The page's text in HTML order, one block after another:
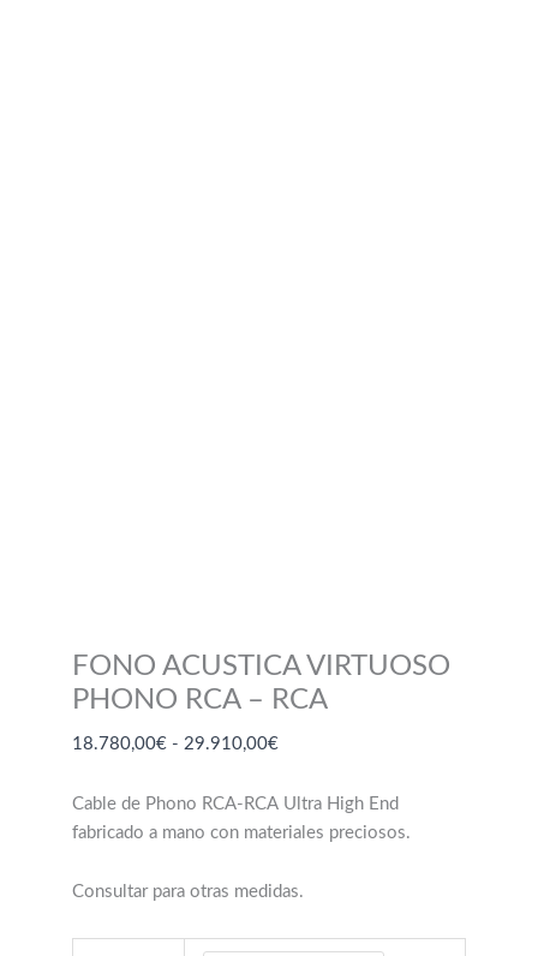
FONO ACUSTICA VIRTUOSO
PHONO RCA – RCA
18.780,00€ - 29.910,00€Rango
precios:
desde
hasta
Cable de Phono RCA-RCA Ultra High End
fabricado a mano con materiales preciosos.
Consultar para otras medidas.